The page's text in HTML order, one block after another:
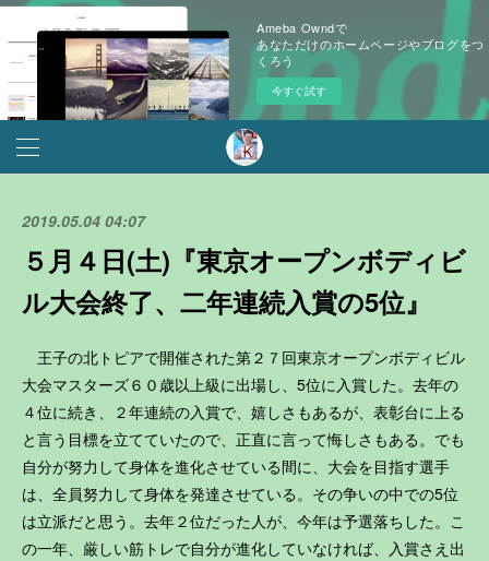
Ameba Owndで
あなただけのホームページやブログをつ
くろう
今すぐ試す
2019.05.04 04:07
５月４日(土)『東京オープンボディビ
ル大会終了、二年連続入賞の5位』
王子の北トピアで開催された第２７回東京オープンボディビル
大会マスターズ６０歳以上級に出場し、5位に入賞した。去年の
４位に続き、２年連続の入賞で、嬉しさもあるが、表彰台に上る
と言う目標を立てていたので、正直に言って悔しさもある。でも
自分が努力して身体を進化させている間に、大会を目指す選手
は、全員努力して身体を発達させている。その争いの中での5位
は立派だと思う。去年２位だった人が、今年は予選落ちした。こ
の一年、厳しい筋トレで自分が進化していなければ、入賞さえ出